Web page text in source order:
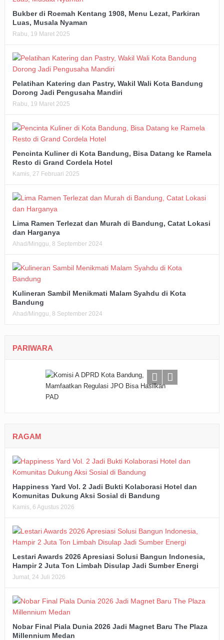
Bukber di Roemah Kentang 1908, Menu Lezat, Parkiran
Luas, Musala Nyaman
Rabu, 19 Maret 2025
Pelatihan Katering dan Pastry, Wakil Wali Kota Bandung
Dorong Jadi Pengusaha Mandiri
Rabu, 19 Maret 2025
Pencinta Kuliner di Kota Bandung, Bisa Datang ke Ramela
Resto di Grand Cordela Hotel
Kamis, 27 Februari 2025
Lima Ramen Terlezat dan Murah di Bandung, Catat Lokasi
dan Harganya
Ahad/Minggu, 8 September 2024
Kulineran Sambil Menikmati Malam Syahdu di Kota
Bandung
Ahad/Minggu, 8 September 2024
PARIWARA
RAGAM
Happiness Yard Vol. 2 Jadi Bukti Kolaborasi Hotel dan
Komunitas Dukung Aksi Sosial di Bandung
Kamis, 6 Agustus 2026
Lestari Awards 2026 Apresiasi Solusi Bangun Indonesia,
Hampir 2 Juta Ton Limbah Disulap Jadi Sumber Energi
Jumat, 24 Juli 2026
Nobar Final Piala Dunia 2026 Jadi Magnet Baru The Plaza
Millennium Medan